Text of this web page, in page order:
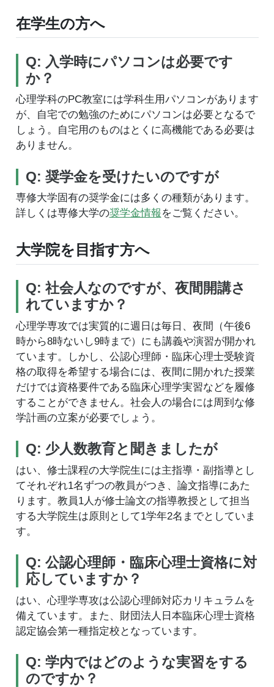
在学生の方へ
Q: 入学時にパソコンは必要です
か？
心理学科のPC教室には学科生用パソコンがあります
が、自宅での勉強のためにパソコンは必要となるで
しょう。自宅用のものはとくに高機能である必要は
ありません。
Q: 奨学金を受けたいのですが
専修大学固有の奨学金には多くの種類があります。
詳しくは専修大学の奨学金情報 をご覧ください。
大学院を目指す方へ
Q: 社会人なのですが、夜間開講さ
れていますか？
心理学専攻では実質的に週日は毎日、夜間（午後6
時から8時ないし9時まで）にも講義や演習が開かれ
ています。しかし、公認心理師・臨床心理士受験資
格の取得を希望する場合には、夜間に開かれた授業
だけでは資格要件である臨床心理学実習などを履修
することができません。社会人の場合には周到な修
学計画の立案が必要でしょう。
Q: 少人数教育と聞きましたが
はい、修士課程の大学院生には主指導・副指導とし
てそれぞれ1名ずつの教員がつき、論文指導にあた
ります。教員1人が修士論文の指導教授として担当
する大学院生は原則として1学年2名までとしていま
す。
Q: 公認心理師・臨床心理士資格に対
応していますか？
はい、心理学専攻は公認心理師対応カリキュラムを
備えています。また、財団法人日本臨床心理士資格
認定協会第一種指定校となっています。
Q: 学内ではどのような実習をする
のですか？